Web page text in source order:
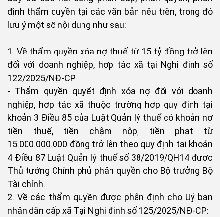
định thẩm quyền tại các văn bản nêu trên, trong đó
lưu ý một số nội dung như sau:
1. Về thẩm quyền xóa nợ thuế từ 15 tỷ đồng trở lên
đối với doanh nghiệp, hợp tác xã tại Nghị định số
122/2025/NĐ-CР
- Thẩm quyền quyết định xóa nợ đối với doanh
nghiệp, hợp tác xã thuộc trường hợp quy định tại
khoản 3 Điều 85 của Luật Quản lý thuế có khoản nợ
tiền thuế, tiền chậm nộp, tiền phạt từ
15.000.000.000 đồng trở lên theo quy định tại khoản
4 Điều 87 Luật Quản lý thuế số 38/2019/QH14 được
Thủ tướng Chính phủ phân quyền cho Bộ trưởng Bộ
Tài chính.
2. Về các thẩm quyền được phân định cho Uỷ ban
nhân dân cấp xã Tại Nghị định số 125/2025/NĐ-CP: